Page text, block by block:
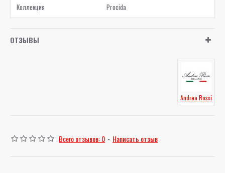
Коллекция Procida
ОТЗЫВЫ
Andrea Rossi
Всего отзывов: 0 - Написать отзыв